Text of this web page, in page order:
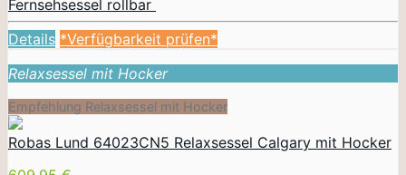
Fernsehsessel rollbar
Details *Verfügbarkeit prüfen*
Relaxsessel mit Hocker
Empfehlung Relaxsessel mit Hocker
Robas Lund 64023CN5 Relaxsessel Calgary mit Hocker